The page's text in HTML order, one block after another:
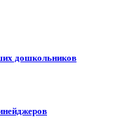
дошкольников